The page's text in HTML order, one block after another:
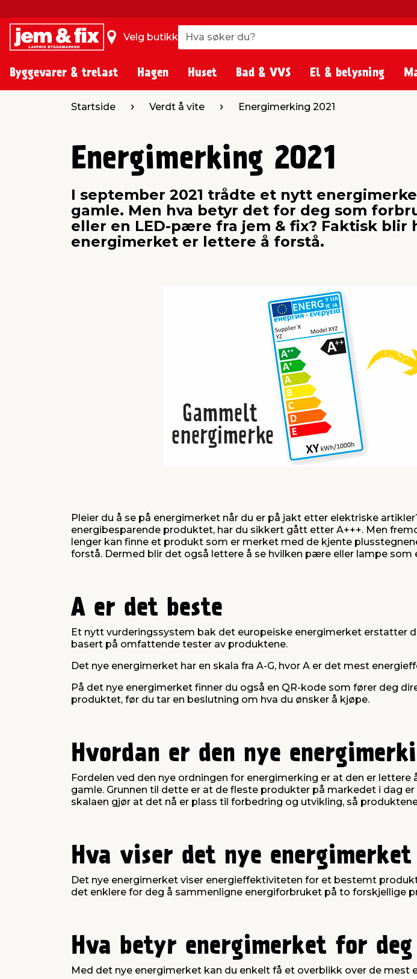
Velg butikk Hva søker du?
Hva søker du?
Byggevarer & trelast Hagen Huset Bad & VVS El & belysning
Startside Verdt å vite Energimerking 2021
Energimerking 2021
I september 2021 trådte et nytt
gamle. Men hva betyr det for deg som
eller en LED-pære fra jem & fix? Faktisk
energimerket er lettere å forstå.
Pleier du å se på energimerket når du er på jakt etter elektriske
energibesparende produktet, har du sikkert gått etter A+++. Men
lenger kan finne et produkt som er merket med de kjente
forstå. Dermed blir det også lettere å se hvilken pære eller lampe som
A er det beste
Et nytt vurderingssystem bak det europeiske energimerket erstatter
basert på omfattende tester av produktene.
Det nye energimerket har en skala fra A-G, hvor A er det mest
På det nye energimerket finner du også en QR-kode som fører deg
produktet, før du tar en beslutning om hva du ønsker å kjøpe.
Hvordan er den nye
Fordelen ved den nye ordningen for energimerking er at den er
gamle. Grunnen til dette er at de fleste produkter på markedet i dag
skalaen gjør at det nå er plass til forbedring og utvikling, så
Hva viser det nye
Det nye energimerket viser energieffektiviteten for et bestemt
det enklere for deg å sammenligne energiforbruket på to forskjellige
Hva betyr energimerket for
Med det nye energimerket kan du enkelt få et overblikk over de mest